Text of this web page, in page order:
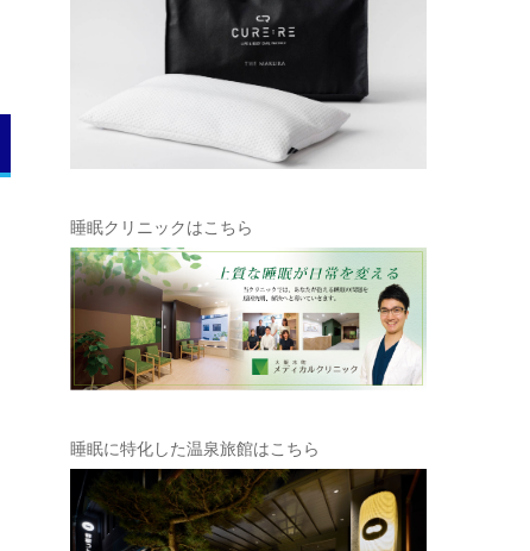
睡眠クリニックはこちら
睡眠に特化した温泉旅館はこちら